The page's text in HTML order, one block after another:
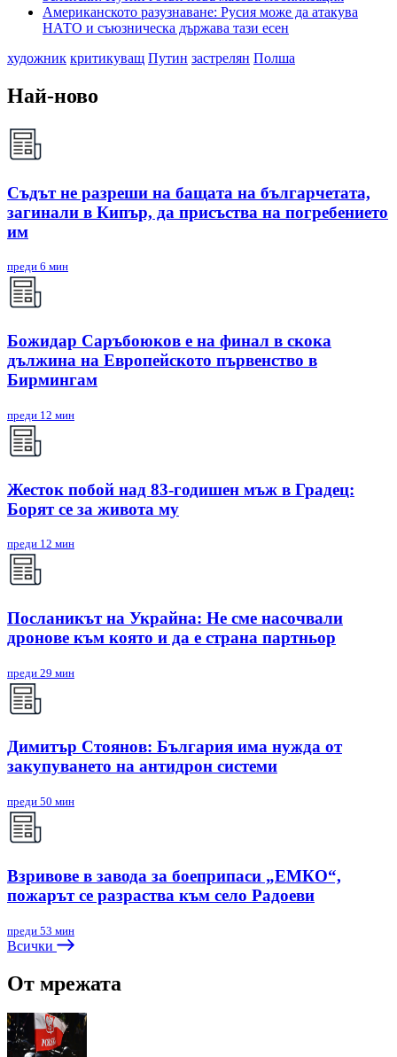
Американското разузнаване: Русия може да атакува
НАТО и съюзническа държава тази есен
художник критикуващ Путин застрелян Полша
Най-ново
Съдът не разреши на бащата на българчетата,
загинали в Кипър, да присъства на погребението
им
преди 6 мин
Божидар Саръбоюков е на финал в скока
дължина на Европейското първенство в
Бирмингам
преди 12 мин
Жесток побой над 83-годишен мъж в Градец:
Борят се за живота му
преди 12 мин
Посланикът на Украйна: Не сме насочвали
дронове към която и да е страна партньор
преди 29 мин
Димитър Стоянов: България има нужда от
закупуването на антидрон системи
преди 50 мин
Взривове в завода за боеприпаси „ЕМКО“,
пожарът се разраства към село Радоеви
преди 53 мин
Всички
От мрежата